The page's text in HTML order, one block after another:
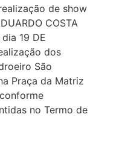
de show
COSTA
19 DE
dos
São
Praça da Matriz
no Termo de